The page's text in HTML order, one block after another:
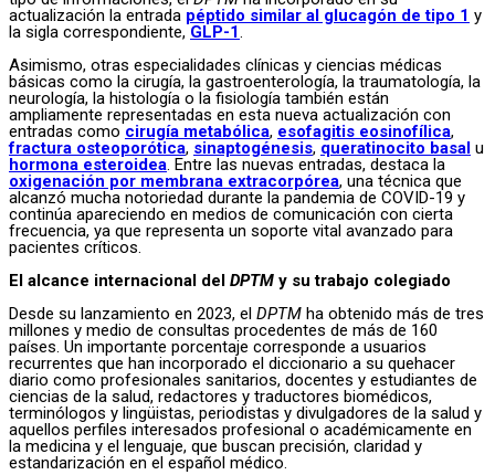
actualización la entrada péptido similar al glucagón de tipo 1 y
la sigla correspondiente, GLP-1.
Asimismo, otras especialidades clínicas y ciencias médicas
básicas como la cirugía, la gastroenterología, la traumatología, la
neurología, la histología o la fisiología también están
ampliamente representadas en esta nueva actualización con
entradas como cirugía metabólica, esofagitis eosinofílica,
fractura osteoporótica, sinaptogénesis, queratinocito basal u
hormona esteroidea. Entre las nuevas entradas, destaca la
oxigenación por membrana extracorpórea, una técnica que
alcanzó mucha notoriedad durante la pandemia de COVID-19 y
continúa apareciendo en medios de comunicación con cierta
frecuencia, ya que representa un soporte vital avanzado para
pacientes críticos.
El alcance internacional del DPTM y su trabajo colegiado
Desde su lanzamiento en 2023, el DPTM ha obtenido más de tres
millones y medio de consultas procedentes de más de 160
países. Un importante porcentaje corresponde a usuarios
recurrentes que han incorporado el diccionario a su quehacer
diario como profesionales sanitarios, docentes y estudiantes de
ciencias de la salud, redactores y traductores biomédicos,
terminólogos y lingüistas, periodistas y divulgadores de la salud y
aquellos perfiles interesados profesional o académicamente en
la medicina y el lenguaje, que buscan precisión, claridad y
estandarización en el español médico.